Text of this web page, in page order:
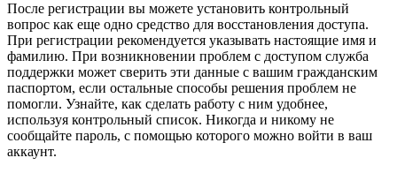
После регистрации вы можете установить контрольный
вопрос как еще одно средство для восстановления доступа.
При регистрации рекомендуется указывать настоящие имя и
фамилию. При возникновении проблем с доступом служба
поддержки может сверить эти данные с вашим гражданским
паспортом, если остальные способы решения проблем не
помогли. Узнайте, как сделать работу с ним удобнее,
используя контрольный список. Никогда и никому не
сообщайте пароль, с помощью которого можно войти в ваш
аккаунт.